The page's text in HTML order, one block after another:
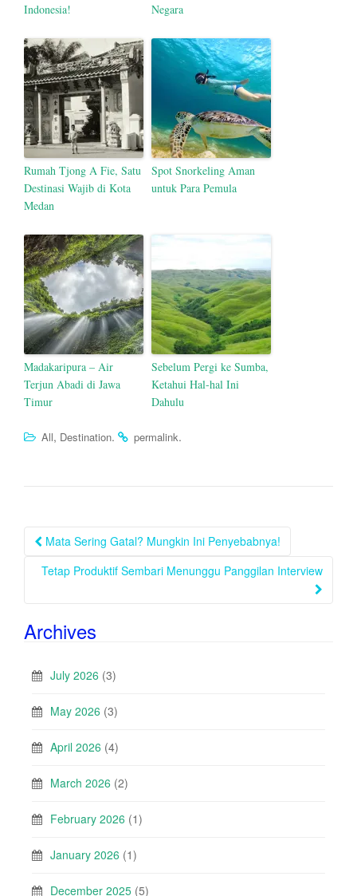
Indonesia!
Negara
Rumah Tjong A Fie, Satu
Destinasi Wajib di Kota
Medan
Spot Snorkeling Aman
untuk Para Pemula
Madakaripura – Air
Terjun Abadi di Jawa
Timur
Sebelum Pergi ke Sumba,
Ketahui Hal-hal Ini
Dahulu
All, Destination. permalink.
Post
navigation
Mata Sering Gatal? Mungkin Ini Penyebabnya!
Tetap Produktif Sembari Menunggu Panggilan Interview
Archives
July 2026 (3)
May 2026 (3)
April 2026 (4)
March 2026 (2)
February 2026 (1)
January 2026 (1)
December 2025 (5)